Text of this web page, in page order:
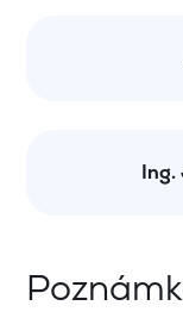
Ing.